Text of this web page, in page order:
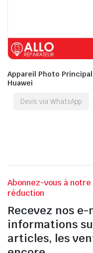
Appareil Photo
Huawei
Devis via WhatsApp
Abonnez-vous à
réduction
Recevez nos
informations
articles, les